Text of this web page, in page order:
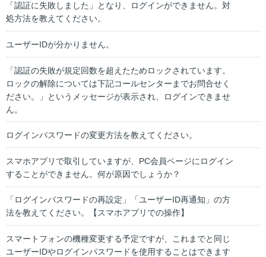
「認証に失敗しました」となり、ログインができません。対
処方法を教えてください。
ユーザーIDが分かりません。
「認証の失敗が規定回数を超えたためロックされています。
ロックの解除については下記コールセンターまでお問合せく
ださい。」というメッセージが表示され、ログインできませ
ん。
ログインパスワードの変更方法を教えてください。
スマホアプリで取引していますが、PC会員ページにログイン
することができません。何が原因でしょうか？
「ログインパスワードの再設定」「ユーザーID再通知」の方
法を教えてください。【スマホアプリでの操作】
スマートフォンの機種変更する予定ですが、これまでと同じ
ユーザーIDやログインパスワードを使用することはできます